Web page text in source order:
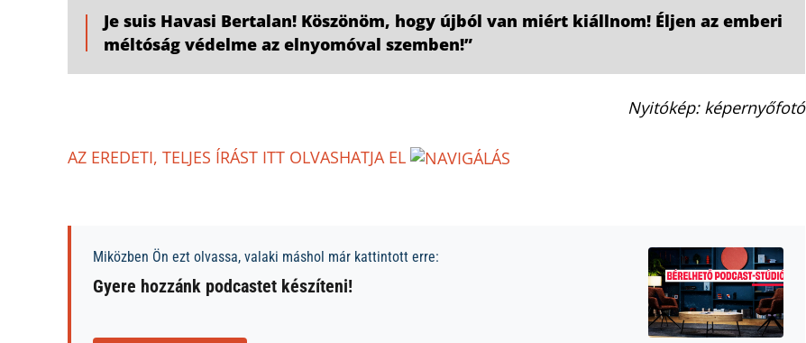
Je suis Havasi Bertalan! Köszönöm, hogy újból van miért kiállnom! Éljen az emberi
méltóság védelme az elnyomóval szemben!”
Nyitókép: képernyőfotó
AZ EREDETI, TELJES ÍRÁST ITT OLVASHATJA EL
Miközben Ön ezt olvassa, valaki máshol már kattintott erre:
Gyere hozzánk podcastet készíteni!